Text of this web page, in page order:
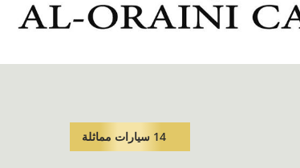
14 سيارات مماثلة​